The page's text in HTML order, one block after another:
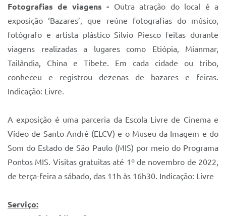
Fotografias de viagens - Outra atração do local é a
exposição ‘Bazares’, que reúne fotografias do músico,
fotógrafo e artista plástico Silvio Piesco feitas durante
viagens realizadas a lugares como Etiópia, Mianmar,
Tailândia, China e Tibete. Em cada cidade ou tribo,
conheceu e registrou dezenas de bazares e feiras.
Indicação: Livre.
A exposição é uma parceria da Escola Livre de Cinema e
Vídeo de Santo André (ELCV) e o Museu da Imagem e do
Som do Estado de São Paulo (MIS) por meio do Programa
Pontos MIS. Visitas gratuitas até 1º de novembro de 2022,
de terça-feira a sábado, das 11h às 16h30. Indicação: Livre
Serviço: